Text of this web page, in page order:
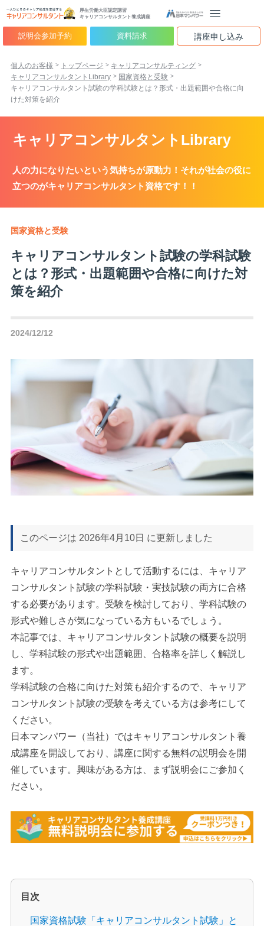
厚生労働大臣認定講習
キャリアコンサルタント養成講座
説明会参加予約 資料請求 講座申し込み
個人のお客様 トップページ
キャリアコンサルティング
キャリアコンサルタントLibrary
国家資格と受験
キャリアコンサルタント試験の学科試験とは？形式・出題範囲や合格に向
けた対策を紹介
キャリアコンサルタントLibrary
人の力になりたいという気持ちが原動力！それが社会の役に
立つのがキャリアコンサルタント資格です！！
国家資格と受験
キャリアコンサルタント試験の学科試験
とは？形式・出題範囲や合格に向けた対
策を紹介
2024/12/12
このページは2026年4月10日 に更新しました
キャリアコンサルタントとして活動するには、キャリア
コンサルタント試験の学科試験・実技試験の両方に合格
する必要があります。受験を検討しており、学科試験の
形式や難しさが気になっている方もいるでしょう。
本記事では、キャリアコンサルタント試験の概要を説明
し、学科試験の形式や出題範囲、合格率を詳しく解説し
ます。
学科試験の合格に向けた対策も紹介するので、キャリア
コンサルタント試験の受験を考えている方は参考にして
ください。
日本マンパワー（当社）ではキャリアコンサルタント養
成講座を開設しており、講座に関する無料の説明会を開
催しています。興味がある方は、まず説明会にご参加く
ださい。
目次
国家資格試験「キャリアコンサルタント試験」と